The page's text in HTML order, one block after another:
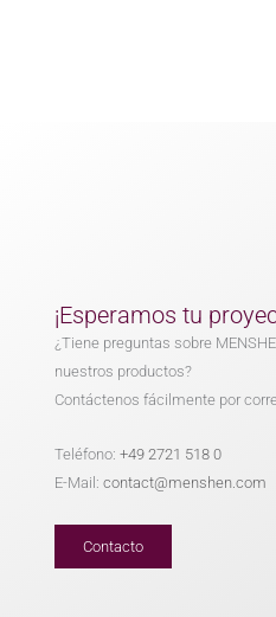
¡Esperamos tu
¿Tiene preguntas sobre
nuestros productos?
Contáctenos fácilmente por
Teléfono:+49 2721 518 0
E-Mail:contact@menshen.com
Contacto